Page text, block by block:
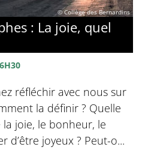
© Collège des Bernardins
: La joie, quel
réfléchir avec nous sur
la définir ? Quelle
joie, le bonheur, le
d’être joyeux ? Peut-o...